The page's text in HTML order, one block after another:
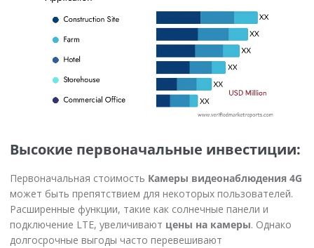
Высокие первоначальные инвестиции:
Первоначальная стоимость Камеры видеонаблюдения 4G
может быть препятствием для некоторых пользователей.
Расширенные функции, такие как солнечные панели и
подключение LTE, увеличивают цены на камеры. Однако
долгосрочные выгоды часто перевешивают